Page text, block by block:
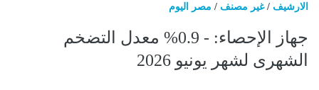
الارشيف /غير مصنف / مصر اليوم
جهاز الإحصاء: - 0.9% معدل التضخم
الشهرى لشهر يونيو 2026